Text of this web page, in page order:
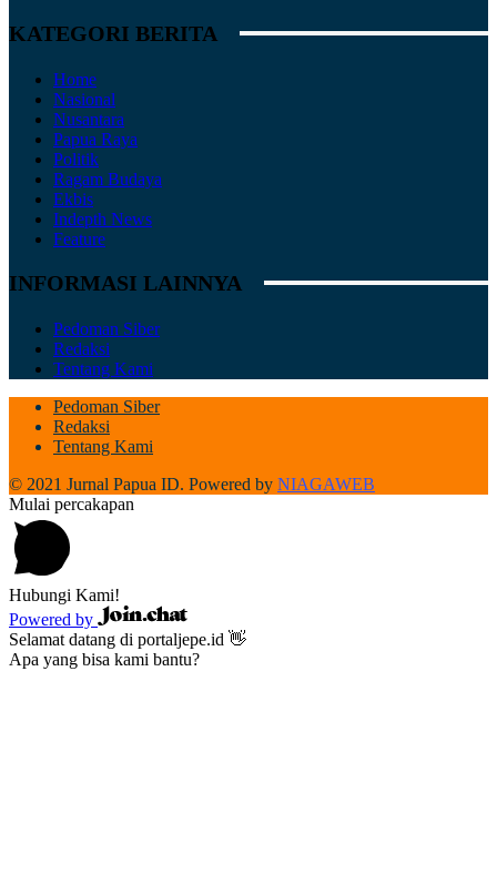
KATEGORI BERITA
Home
Nasional
Nusantara
Papua Raya
Politik
Ragam Budaya
Ekbis
Indepth News
Feature
INFORMASI LAINNYA
Pedoman Siber
Redaksi
Tentang Kami
Pedoman Siber
Redaksi
Tentang Kami
© 2021 Jurnal Papua ID. Powered by NIAGAWEB
Mulai percakapan
Hubungi Kami!
Powered by
Selamat datang di portaljepe.id 👋
Apa yang bisa kami bantu?